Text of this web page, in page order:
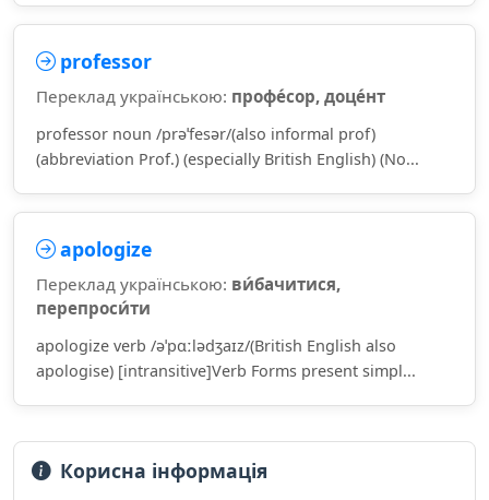
professor
Переклад українською: профе́сор, доце́нт
professor noun /prəˈfesər/(also informal prof)
(abbreviation Prof.) (especially British English) (No...
apologize
Переклад українською: ви́бачитися,
перепроси́ти
apologize verb /əˈpɑːlədʒaɪz/(British English also
apologise) [intransitive]Verb Forms present simpl...
Корисна інформація